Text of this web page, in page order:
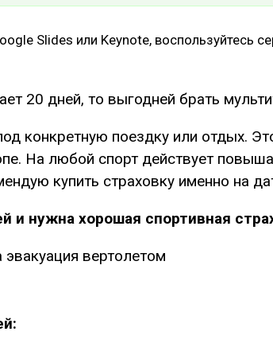
Slides или Keynote, воспользуйтесь
20 дней, то выгодней брать
конкретную поездку или отдых.
На любой спорт действует
купить страховку именно на
и нужна хорошая спортивная
вертолетом